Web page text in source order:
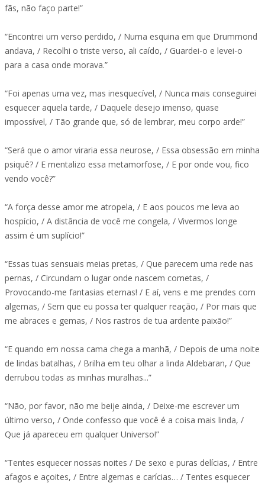
fãs, não faço parte!”
“Encontrei um verso perdido, / Numa esquina em que Drummond
andava, / Recolhi o triste verso, ali caído, / Guardei-o e levei-o
para a casa onde morava.”
“Foi apenas uma vez, mas inesquecível, / Nunca mais conseguirei
esquecer aquela tarde, / Daquele desejo imenso, quase
impossível, / Tão grande que, só de lembrar, meu corpo arde!”
“Será que o amor viraria essa neurose, / Essa obsessão em minha
psiquê? / E mentalizo essa metamorfose, / E por onde vou, fico
vendo você?”
“A força desse amor me atropela, / E aos poucos me leva ao
hospício, / A distância de você me congela, / Vivermos longe
assim é um suplício!”
“Essas tuas sensuais meias pretas, / Que parecem uma rede nas
pernas, / Circundam o lugar onde nascem cometas, /
Provocando-me fantasias eternas! / E aí, vens e me prendes com
algemas, / Sem que eu possa ter qualquer reação, / Por mais que
me abraces e gemas, / Nos rastros de tua ardente paixão!”
“E quando em nossa cama chega a manhã, / Depois de uma noite
de lindas batalhas, / Brilha em teu olhar a linda Aldebaran, / Que
derrubou todas as minhas muralhas...”
“Não, por favor, não me beije ainda, / Deixe-me escrever um
último verso, / Onde confesso que você é a coisa mais linda, /
Que já apareceu em qualquer Universo!”
“Tentes esquecer nossas noites / De sexo e puras delícias, / Entre
afagos e açoites, / Entre algemas e carícias… / Tentes esquecer